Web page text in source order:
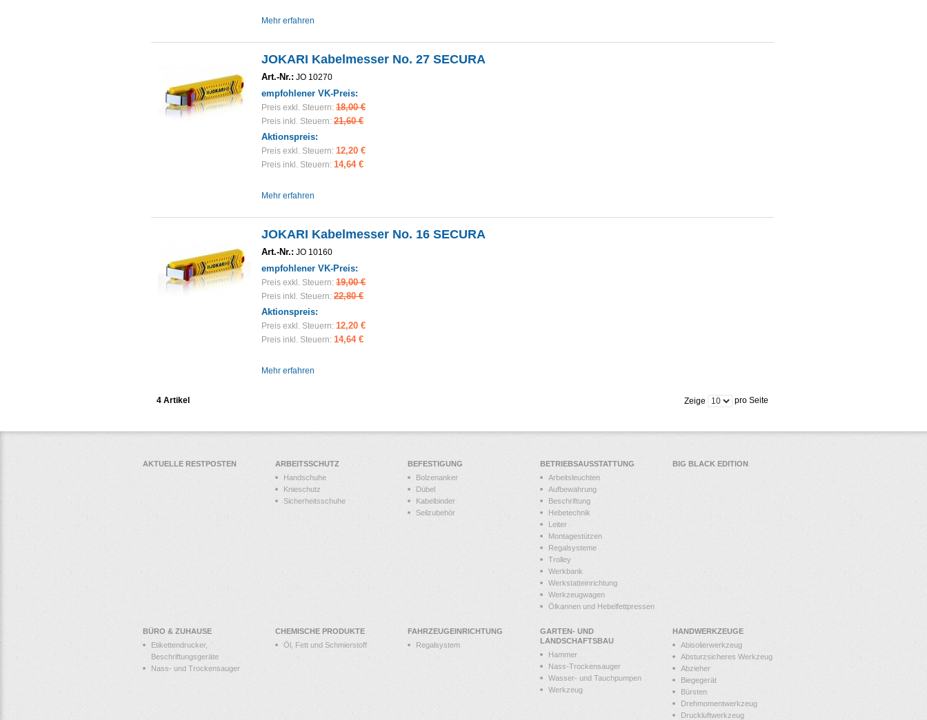
Mehr erfahren
JOKARI Kabelmesser No. 27 SECURA
Art.-Nr.: JO 10270
empfohlener VK-Preis:
Preis exkl. Steuern: 18,00 €
Preis inkl. Steuern: 21,60 €
Aktionspreis:
Preis exkl. Steuern: 12,20 €
Preis inkl. Steuern: 14,64 €
Mehr erfahren
JOKARI Kabelmesser No. 16 SECURA
Art.-Nr.: JO 10160
empfohlener VK-Preis:
Preis exkl. Steuern: 19,00 €
Preis inkl. Steuern: 22,80 €
Aktionspreis:
Preis exkl. Steuern: 12,20 €
Preis inkl. Steuern: 14,64 €
Mehr erfahren
4 Artikel Zeige pro Seite
AKTUELLE RESTPOSTEN
ARBEITSSCHUTZ
Handschuhe
Knieschutz
Sicherheitsschuhe
BEFESTIGUNG
Bolzenanker
Dübel
Kabelbinder
Seilzubehör
BETRIEBSAUSSTATTUNG
Arbeitsleuchten
Aufbewahrung
Beschriftung
Hebetechnik
Leiter
Montagestützen
Regalsysteme
Trolley
Werkbank
Werkstatteinrichtung
Werkzeugwagen
Ölkannen und Hebelfettpressen
BIG BLACK EDITION
BÜRO & ZUHAUSE
Etikettendrucker,
Beschriftungsgeräte
Nass- und Trockensauger
CHEMISCHE PRODUKTE
Öl, Fett und Schmierstoff
FAHRZEUGEINRICHTUNG
Regalsystem
GARTEN- UND
LANDSCHAFTSBAU
Hammer
Nass-Trockensauger
Wasser- und Tauchpumpen
Werkzeug
HANDWERKZEUGE
Abisolierwerkzeug
Absturzsicheres Werkzeug
Abzieher
Biegegerät
Bürsten
Drehmomentwerkzeug
Druckluftwerkzeug